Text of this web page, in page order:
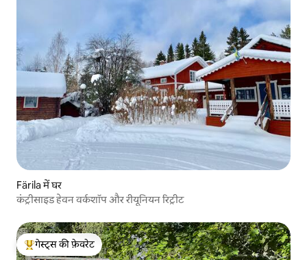
Färila में घर
कंट्रीसाइड हेवन वर्कशॉप और रीयूनियन रिट्रीट
गेस्ट्स का टॉप फ़ेवरेट
गेस्ट्स की फ़ेवरेट